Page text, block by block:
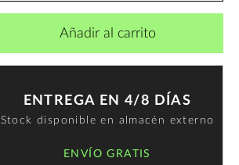
Añadir al carrito
ENTREGA EN 4/8 DÍAS
Stock disponible en almacén externo
ENVÍO GRATIS